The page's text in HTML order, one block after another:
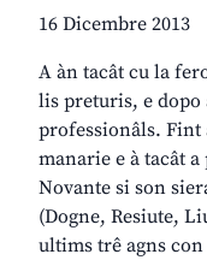
16 Dicembre 2013
A àn tacât cu la
lis preturis, e dopo
professionâls. Fint
manarie e à tacât
Novante si son
(Dogne, Resiute,
ultims trê agns